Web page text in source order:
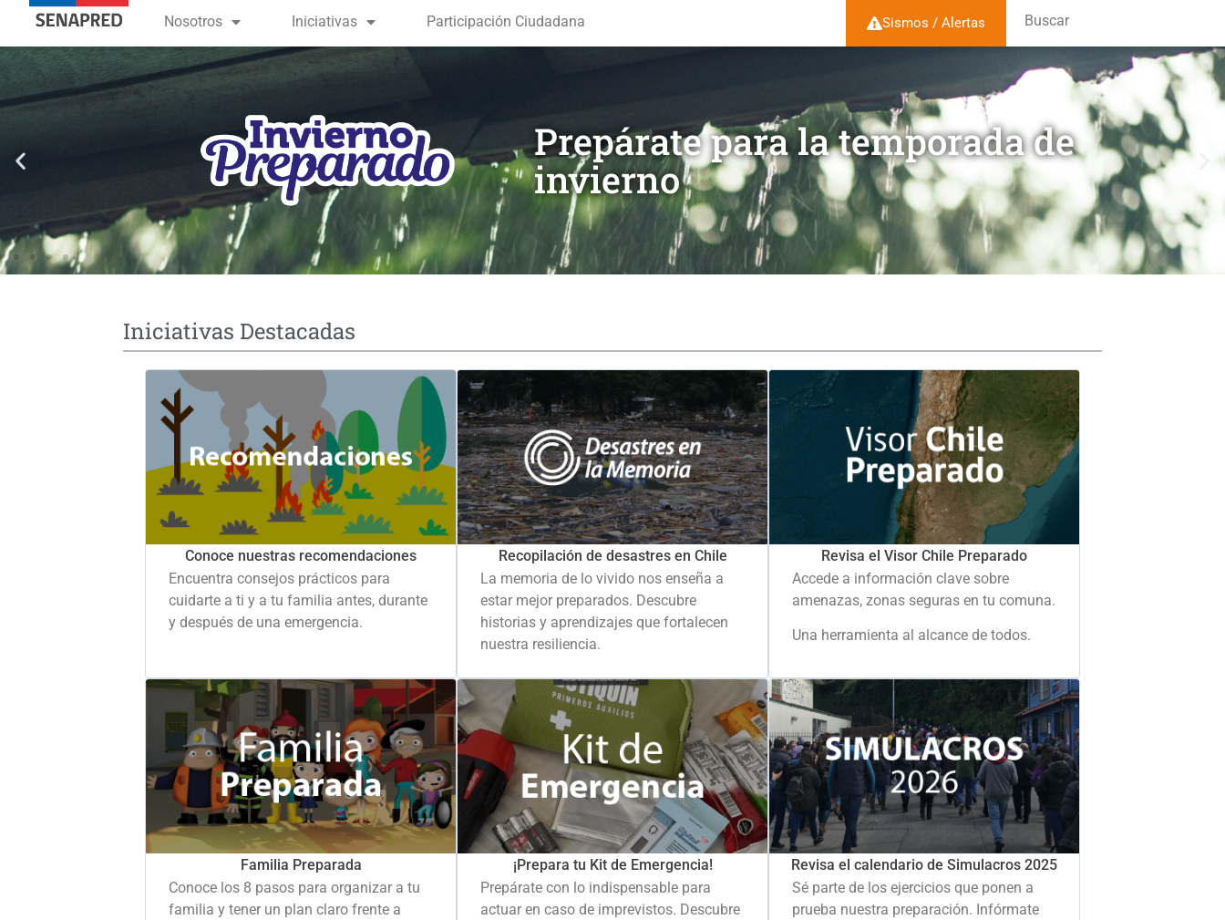
contenido
Nosotros Iniciativas Participación Ciudadana Sismos / Alertas Buscar
Prepárate para la temporada de
invierno
Iniciativas Destacadas
Conoce nuestras recomendaciones
Encuentra consejos prácticos para
cuidarte a ti y a tu familia antes, durante
y después de una emergencia.
Recopilación de desastres en Chile
La memoria de lo vivido nos enseña a
estar mejor preparados. Descubre
historias y aprendizajes que fortalecen
nuestra resiliencia.
Revisa el Visor Chile Preparado
Accede a información clave sobre
amenazas, zonas seguras en tu comuna.
Una herramienta al alcance de todos.
Familia Preparada
Conoce los 8 pasos para organizar a tu
familia y tener un plan claro frente a
¡Prepara tu Kit de Emergencia!
Prepárate con lo indispensable para
actuar en caso de imprevistos. Descubre
Revisa el calendario de Simulacros 2025
Sé parte de los ejercicios que ponen a
prueba nuestra preparación. Infórmate